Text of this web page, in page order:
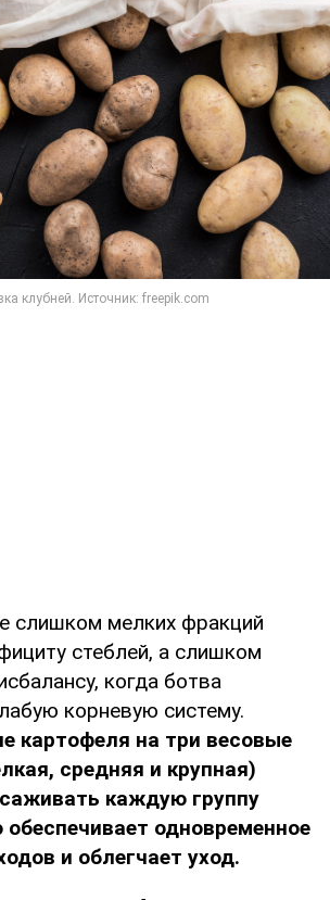
слишком мелких фракций
стеблей, а слишком
когда ботва
корневую систему.
картофеля на три весовые
средняя и крупная)
каждую группу
обеспечивает одновременное
и облегчает уход.